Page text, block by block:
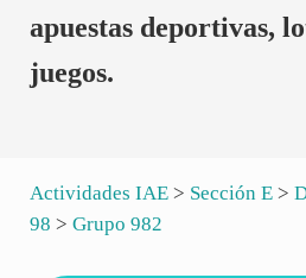
apuestas deportivas,
juegos.
Actividades IAE> Sección E>
98 > Grupo 982